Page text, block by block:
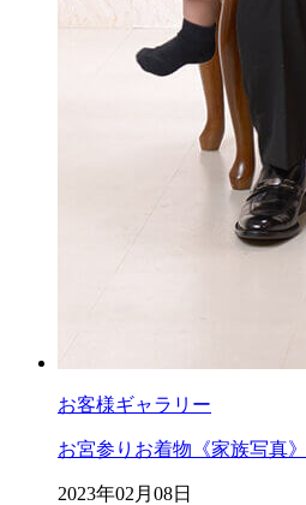
お客様ギャラリー
お宮参りお着物《家族写真
2023年02月08日